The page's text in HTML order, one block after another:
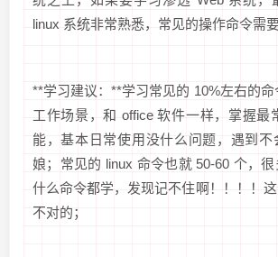
linux 系统非常熟悉，常见的操作命令需要
**学习建议：**学习常见的 10%左右的命
工作场景，和 office 软件一样，掌握最
能，基本日常使用没什么问题，遇到不
娘；常见的 linux 命令也就 50-60 个，
什么命令都学，发现记不住啊！！！！
不对的；